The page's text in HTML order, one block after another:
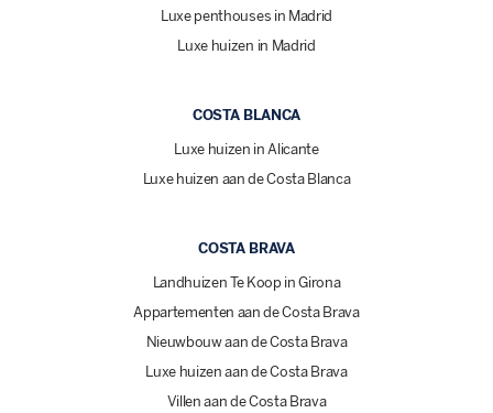
Luxe penthouses in Madrid
Luxe huizen in Madrid
COSTA BLANCA
Luxe huizen in Alicante
Luxe huizen aan de Costa Blanca
COSTA BRAVA
Landhuizen Te Koop in Girona
Appartementen aan de Costa Brava
Nieuwbouw aan de Costa Brava
Luxe huizen aan de Costa Brava
Villen aan de Costa Brava